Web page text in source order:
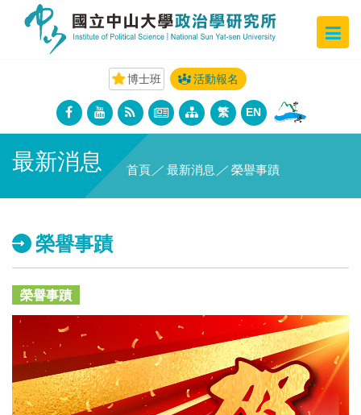
博士班 活動報名
繁 EN
最新消息 首頁 ／ 最新消息 ／ 榮譽事蹟
榮譽事蹟
榮譽事蹟